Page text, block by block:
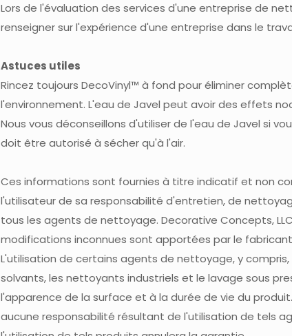
Lors de l'évaluation des services d'une entreprise de
renseigner sur l'expérience d'une entreprise dans le
Astuces utiles
Rincez toujours DecoVinyl™ à fond pour éliminer
l'environnement. L'eau de Javel peut avoir des effets
Nous vous déconseillons d'utiliser de l'eau de Javel si
doit être autorisé à sécher qu'à l'air.
Ces informations sont fournies à titre indicatif et non
l'utilisateur de sa responsabilité d'entretien, de
tous les agents de nettoyage. Decorative Concepts,
modifications inconnues sont apportées par le
L'utilisation de certains agents de nettoyage, y
solvants, les nettoyants industriels et le lavage sous
l'apparence de la surface et à la durée de vie du
aucune responsabilité résultant de l'utilisation de tels